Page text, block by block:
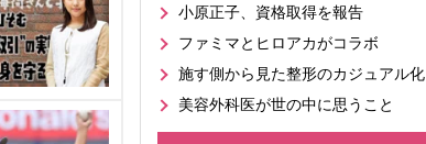
小原正子、資格取得を報告
ファミマとヒロアカがコラボ
施す側から見た整形のカジュアル化
美容外科医が世の中に思うこと